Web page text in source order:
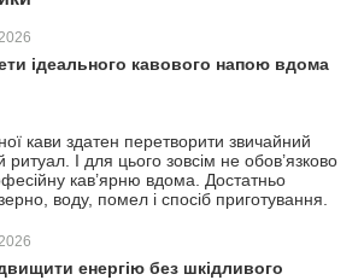
ідеального кавового напою вдома
кави здатен перетворити звичайний
І для цього зовсім не обов’язково
кав’ярню вдома. Достатньо
воду, помел і спосіб приготування.
енергію без шкідливого